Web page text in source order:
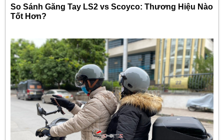
So Sánh Găng Tay LS2 vs Scoyco: Thương Hiệu Nào
Tốt Hơn?